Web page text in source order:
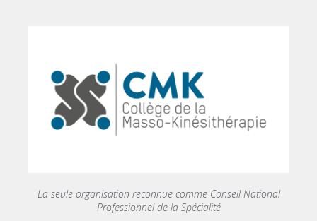
La seule organisation reconnue comme Conseil National
Professionnel de la Spécialité